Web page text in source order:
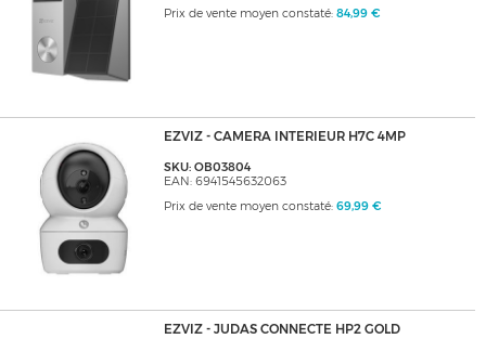
Prix de vente moyen constaté: 84,99 €
EZVIZ - CAMERA INTERIEUR H7C 4MP
SKU: OB03804
EAN: 6941545632063
Prix de vente moyen constaté: 69,99 €
EZVIZ - JUDAS CONNECTE HP2 GOLD